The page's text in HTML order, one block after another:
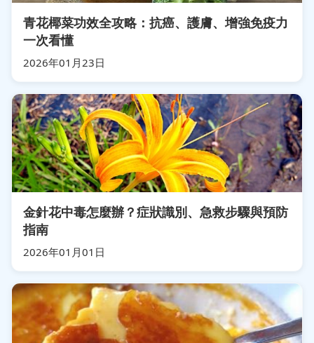
青花椰菜功效全攻略：抗癌、護膚、增強免疫力
一次看懂
2026年01月23日
金針花中毒怎麼辦？症狀識別、急救步驟與預防
指南
2026年01月01日